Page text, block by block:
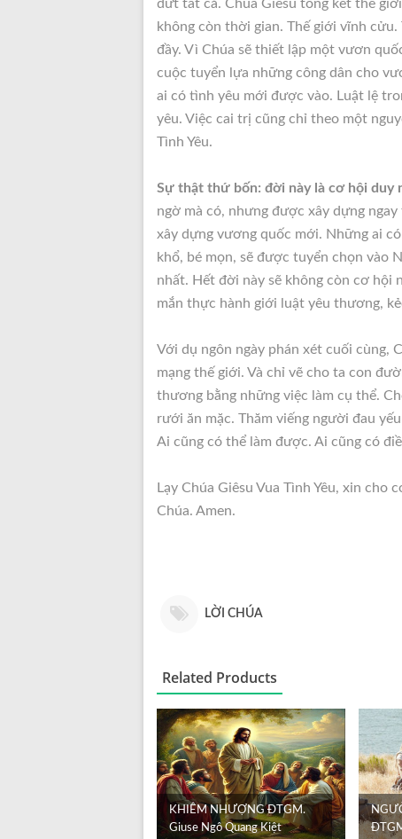
dứt tất cả. Chúa Giêsu tổng kết thế
không còn thời gian. Thế giới vĩnh
đầy. Vì Chúa sẽ thiết lập một vươn
cuộc tuyển lựa những công dân cho
ai có tình yêu mới được vào. Luật lệ
yêu. Việc cai trị cũng chỉ theo một
Tình Yêu.
Sự thật thứ bốn: đời này là cơ hội duy
ngờ mà có, nhưng được xây dựng
xây dựng vương quốc mới. Những ai
khổ, bé mọn, sẽ được tuyển chọn vào
nhất. Hết đời này sẽ không còn cơ hội
mắn thực hành giới luật yêu thương,
Với dụ ngôn ngày phán xét cuối cùng,
mạng thế giới. Và chỉ vẽ cho ta con
thương bằng những việc làm cụ thể.
rưới ăn mặc. Thăm viếng người đau
Ai cũng có thể làm được. Ai cũng có
Lạy Chúa Giêsu Vua Tình Yêu, xin
Chúa. Amen.
LỜI CHÚA
Related Products
KHIÊM NHƯỢNG ĐTGM.
Giuse Ngô Quang Kiệt